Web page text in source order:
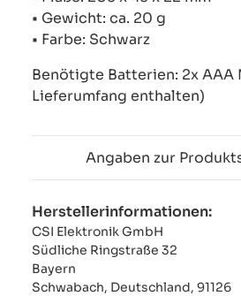
• Gewicht: ca. 20 g
• Farbe: Schwarz
Benötigte Batterien: 2x
Lieferumfang enthalten)
Angaben zur
Herstellerinformationen:
CSI Elektronik GmbH
Südliche Ringstraße 32
Bayern
Schwabach, Deutschland, 91126